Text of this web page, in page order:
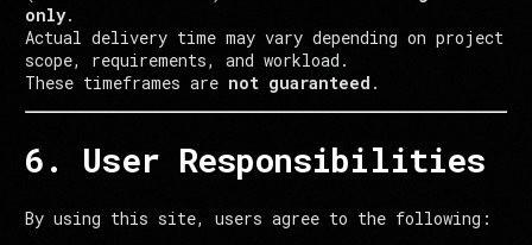
only.
Actual delivery time may vary depending on project
scope, requirements, and workload.
These timeframes are not guaranteed .
6. User Responsibilities
By using this site, users agree to the following: